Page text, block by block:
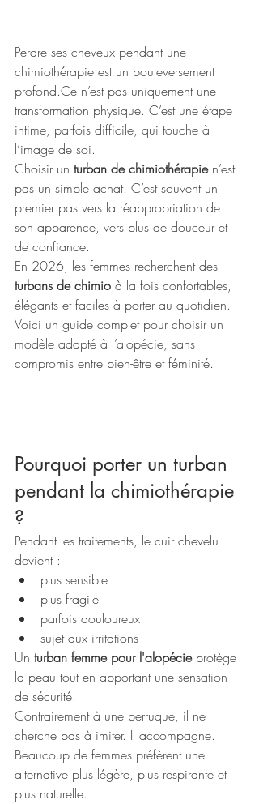
Perdre ses cheveux pendant une
chimiothérapie est un bouleversement
profond.Ce n’est pas uniquement une
transformation physique. C’est une étape
intime, parfois difficile, qui touche à
l’image de soi.
Choisir un turban de chimiothérapie n’est
pas un simple achat. C’est souvent un
premier pas vers la réappropriation de
son apparence, vers plus de douceur et
de confiance.
En 2026, les femmes recherchent des
turbans de chimio à la fois confortables,
élégants et faciles à porter au quotidien.
Voici un guide complet pour choisir un
modèle adapté à l’alopécie, sans
compromis entre bien-être et féminité.
Pourquoi porter un turban
pendant la chimiothérapie
?
Pendant les traitements, le cuir chevelu
devient :
plus sensible
plus fragile
parfois douloureux
sujet aux irritations
Un turban femme pour l'alopécie protège
la peau tout en apportant une sensation
de sécurité.
Contrairement à une perruque, il ne
cherche pas à imiter. Il accompagne.
Beaucoup de femmes préfèrent une
alternative plus légère, plus respirante et
plus naturelle.